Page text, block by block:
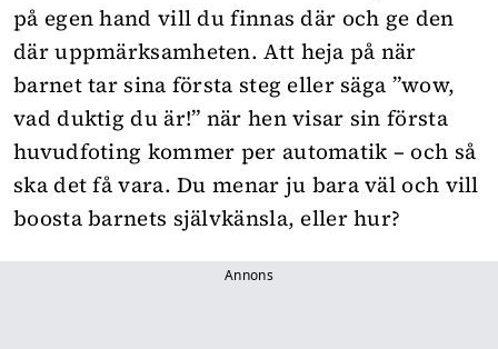
på egen hand vill du finnas där och ge den
där uppmärksamheten. Att heja på när
barnet tar sina första steg eller säga ”wow,
vad duktig du är!” när hen visar sin första
huvudfoting kommer per automatik – och så
ska det få vara. Du menar ju bara väl och vill
boosta barnets självkänsla, eller hur?
Annons